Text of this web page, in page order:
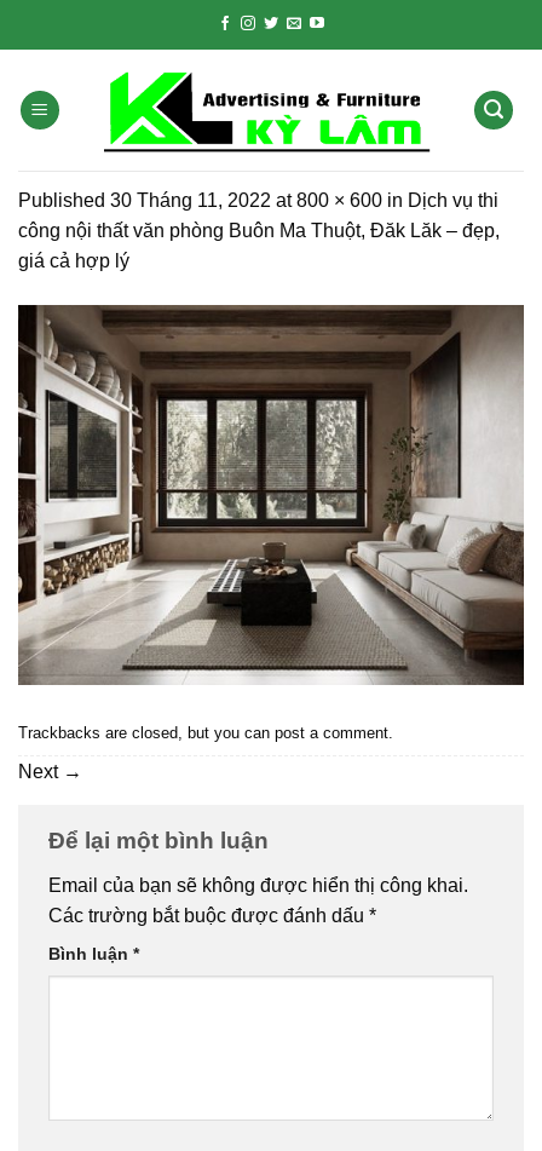
Published 30 Tháng 11, 2022 at800 × 600 in Dịch vụ thi
công nội thất văn phòng Buôn Ma Thuột, Đăk Lăk – đẹp,
giá cả hợp lý
Trackbacks are closed, but you can post a comment.
Next →
Để lại một bình luận
Email của bạn sẽ không được hiển thị công khai.
Các trường bắt buộc được đánh dấu *
Bình luận *